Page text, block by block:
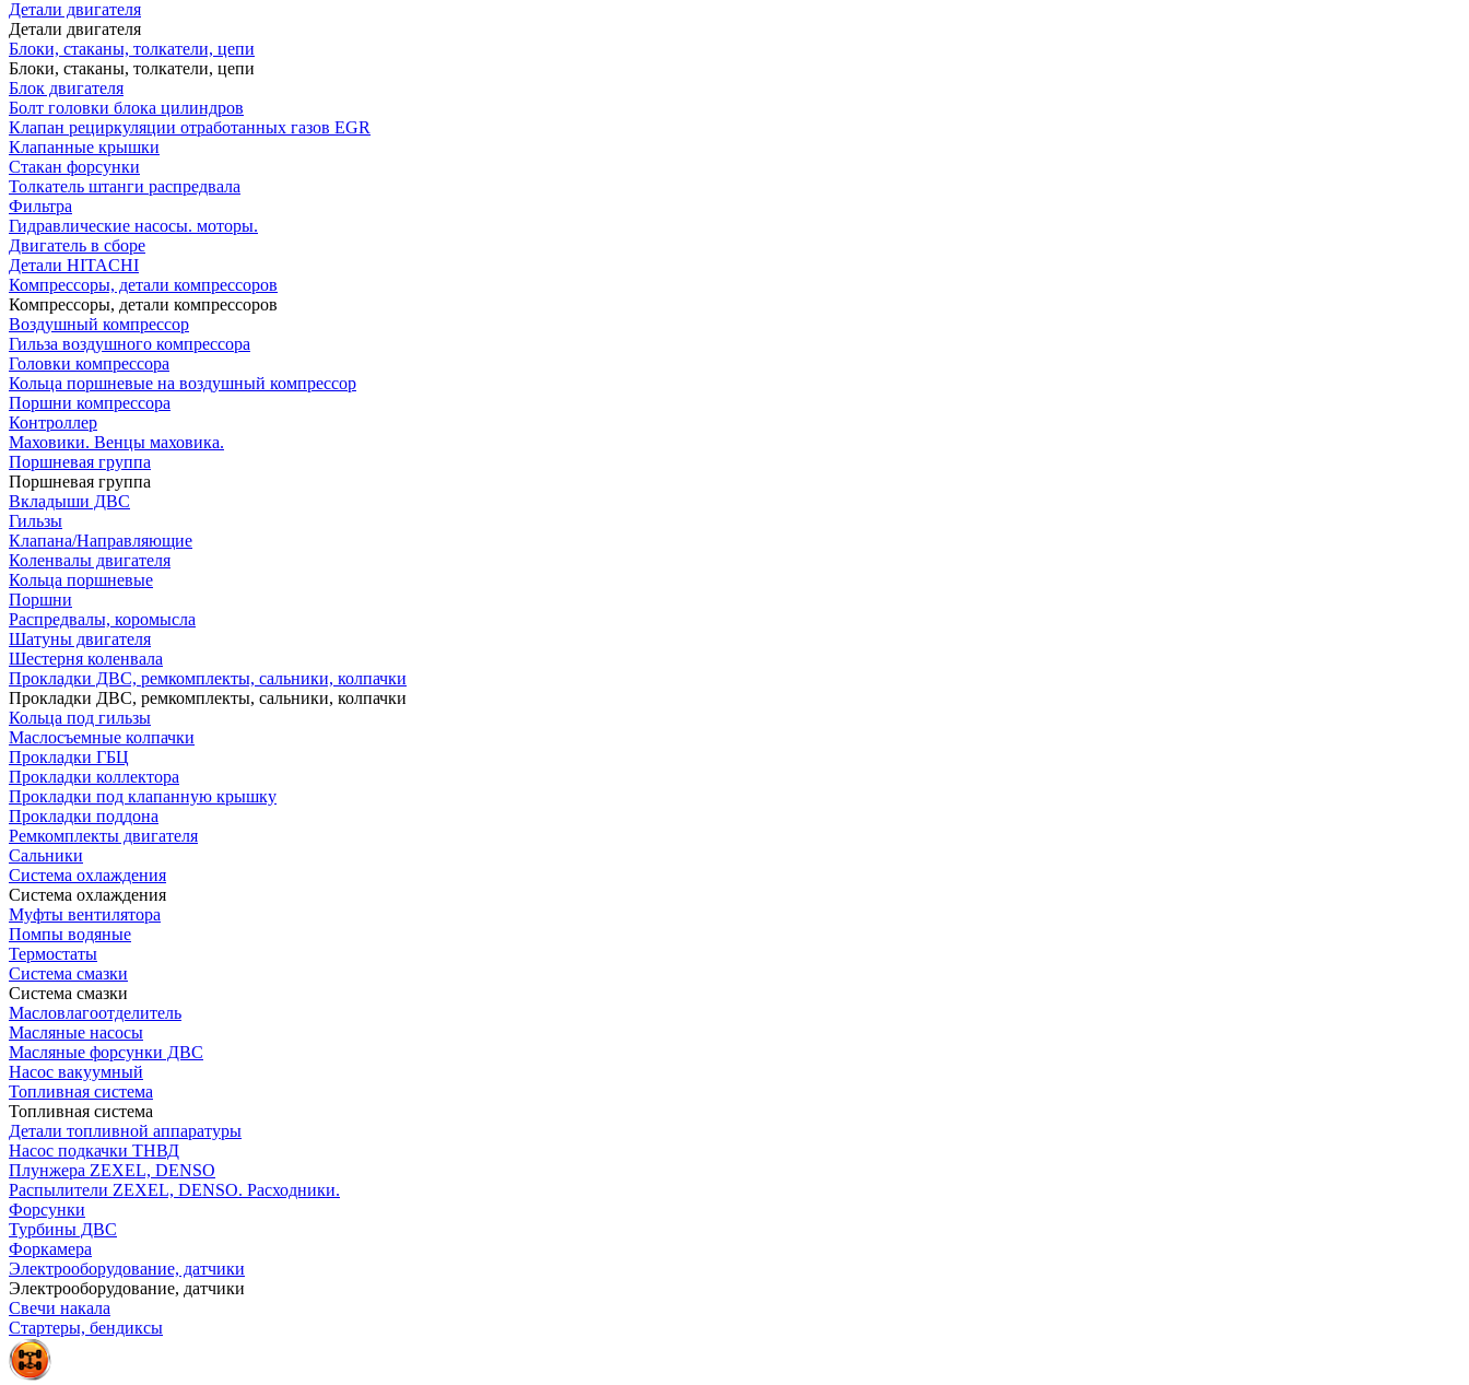
Детали двигателя
Детали двигателя
Блоки, стаканы, толкатели, цепи
Блоки, стаканы, толкатели, цепи
Блок двигателя
Болт головки блока цилиндров
Клапан рециркуляции отработанных газов EGR
Клапанные крышки
Стакан форсунки
Толкатель штанги распредвала
Фильтра
Гидравлические насосы. моторы.
Двигатель в сборе
Детали HITACHI
Компрессоры, детали компрессоров
Компрессоры, детали компрессоров
Воздушный компрессор
Гильза воздушного компрессора
Головки компрессора
Кольца поршневые на воздушный компрессор
Поршни компрессора
Контроллер
Маховики. Венцы маховика.
Поршневая группа
Поршневая группа
Вкладыши ДВС
Гильзы
Клапана/Направляющие
Коленвалы двигателя
Кольца поршневые
Поршни
Распредвалы, коромысла
Шатуны двигателя
Шестерня коленвала
Прокладки ДВС, ремкомплекты, сальники, колпачки
Прокладки ДВС, ремкомплекты, сальники, колпачки
Кольца под гильзы
Маслосъемные колпачки
Прокладки ГБЦ
Прокладки коллектора
Прокладки под клапанную крышку
Прокладки поддона
Ремкомплекты двигателя
Сальники
Система охлаждения
Система охлаждения
Муфты вентилятора
Помпы водяные
Термостаты
Система смазки
Система смазки
Масловлагоотделитель
Масляные насосы
Масляные форсунки ДВС
Насос вакуумный
Топливная система
Топливная система
Детали топливной аппаратуры
Насос подкачки ТНВД
Плунжера ZEXEL, DENSO
Распылители ZEXEL, DENSO. Расходники.
Форсунки
Турбины ДВС
Форкамера
Электрооборудование, датчики
Электрооборудование, датчики
Свечи накала
Стартеры, бендиксы